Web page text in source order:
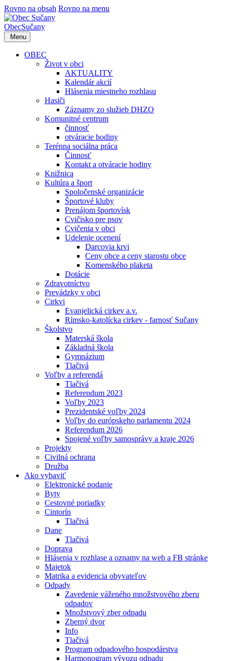
Rovno na obsah Rovno na menu
ObecSučany
Menu
OBEC
Život v obci
AKTUALITY
Kalendár akcií
Hlásenia miestneho rozhlasu
Hasiči
Záznamy zo služieb DHZO
Komunitné centrum
činnosť
otváracie hodiny
Terénna sociálna práca
Činnosť
Kontakt a otváracie hodiny
Knižnica
Kultúra a šport
Spoločenské organizácie
Športové kluby
Prenájom športovísk
Cvičisko pre psov
Cvičenia v obci
Udelenie ocenení
Darcovia krvi
Ceny obce a ceny starostu obce
Komenského plaketa
Dotácie
Zdravotníctvo
Prevádzky v obci
Cirkvi
Evanjelická cirkev a.v.
Rímsko-katolícka cirkev - farnosť Sučany
Školstvo
Materská škola
Základná škola
Gymnázium
Tlačivá
Voľby a referendá
Tlačivá
Referendum 2023
Voľby 2023
Prezidentské voľby 2024
Voľby do európskeho parlamentu 2024
Referendum 2026
Spojené voľby samosprávy a kraje 2026
Projekty
Civilná ochrana
Družba
Ako vybaviť
Elektronické podanie
Byty
Cestovné poriadky
Cintorín
Tlačivá
Dane
Tlačivá
Doprava
Hlásenia v rozhlase a oznamy na web a FB stránke
Majetok
Matrika a evidencia obyvateľov
Odpady
Zavedenie váženého množstvového zberu
odpadov
Množstvový zber odpadu
Zberný dvor
Info
Tlačivá
Program odpadového hospodárstva
Harmonogram vývozu odpadu